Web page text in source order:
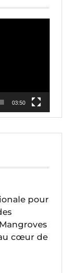
03:50
pour
cœur de